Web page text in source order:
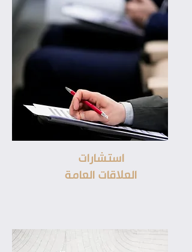
استشارات
العلاقات العامة